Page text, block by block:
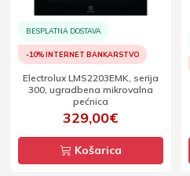
BESPLATNA DOSTAVA
-10% INTERNET BANKARSTVO
Electrolux LMS2203EMK, serija
300, ugradbena mikrovalna
pećnica
329,00€
Košarica